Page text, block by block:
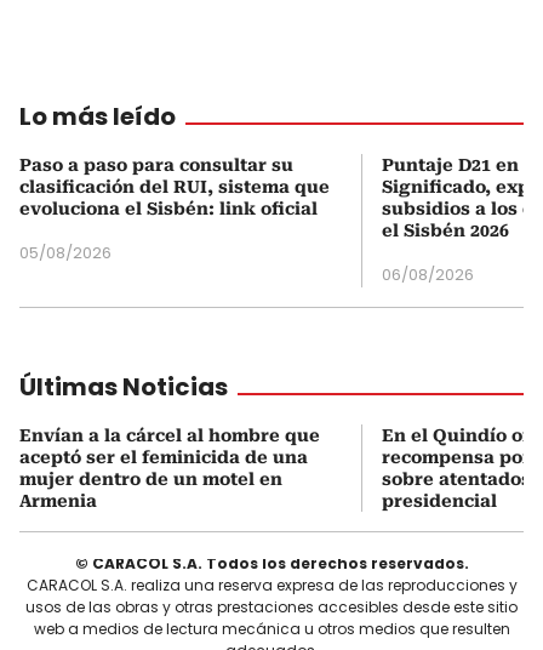
Lo más leído
Paso a paso para consultar su
clasificación del RUI, sistema que
evoluciona el Sisbén: link oficial
05/08/2026
Puntaje D21 en
Significado,
subsidios a los
el Sisbén 2026
06/08/2026
Últimas Noticias
Envían a la cárcel al hombre que
aceptó ser el feminicida de una
mujer dentro de un motel en
Armenia
En el Quindío
recompensa por
sobre atentados
presidencial
© CARACOL S.A. Todos los derechos reservados.
CARACOL S.A. realiza una reserva expresa de las reproducciones y
usos de las obras y otras prestaciones accesibles desde este sitio
web a medios de lectura mecánica u otros medios que resulten